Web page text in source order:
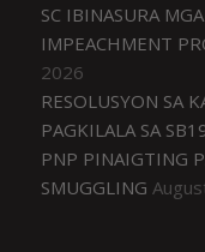
SC IBINASURA
IMPEACHMENT
2026
RESOLUSYON SA
PAGKILALA SA
PNP PINAIGTING
SMUGGLING